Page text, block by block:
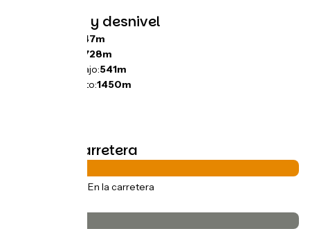
Pendientes y desnivel
1747m
1728m
Punto más bajo:541m
Punto más alto:1450m
Tipos de carretera
(100%) En la carretera